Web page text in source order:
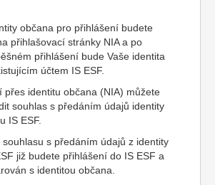
občana pro přihlášení budete
přihlašovací stránky NIA a po
přihlášení bude Vaše identita
účtem IS ESF.
přes identitu občana (NIA) můžete
souhlas s předáním údajů identity
IS ESF.
s předáním údajů z identity
již budete přihlášení do IS ESF a
s identitou občana.